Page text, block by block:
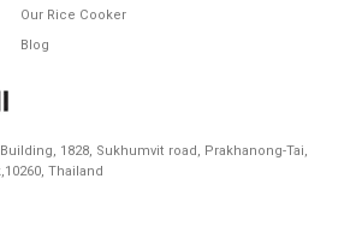
Our Rice Cooker
Blog
1828, Sukhumvit road, Prakhanong-Tai,
Thailand